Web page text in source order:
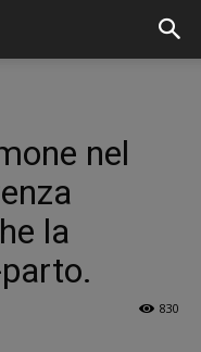
nel
la
830